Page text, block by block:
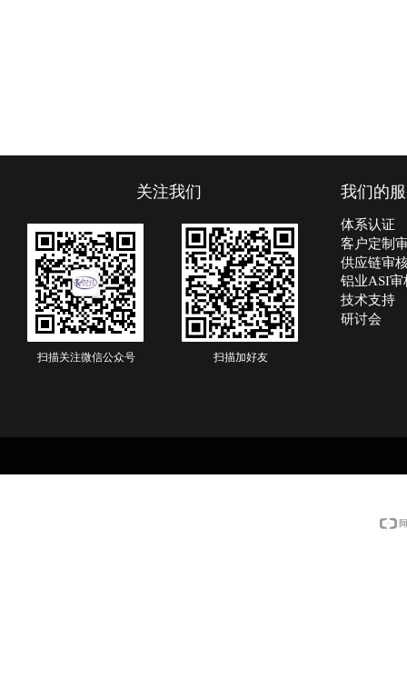
体系认证
客户定制
供应链审
铝业ASI审
技术支持
研讨会
关注我们
扫描关注微信公众号 扫描加好友
我们的